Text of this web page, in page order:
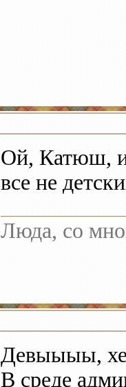
Ой, Катюш, и
все не
Люда, со
Девыыыы,
В среде